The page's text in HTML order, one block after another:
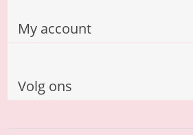
My account
Volg ons